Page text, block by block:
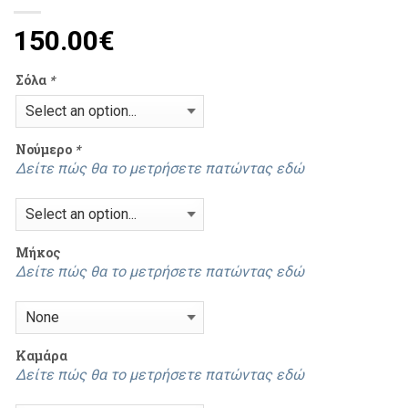
150.00€
Σόλα *
Νούμερο *
Δείτε πώς θα το μετρήσετε πατώντας εδώ
Μήκος
Δείτε πώς θα το μετρήσετε πατώντας εδώ
Καμάρα
Δείτε πώς θα το μετρήσετε πατώντας εδώ